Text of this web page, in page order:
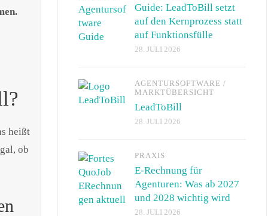
heißt
ob
Guide: LeadToBill setzt
auf den Kernprozess statt
auf Funktionsfülle
28. JULI 2026
AGENTURSOFTWARE /
MARKTÜBERSICHT
LeadToBill
28. JULI 2026
PRAXIS
E-Rechnung für
Agenturen: Was ab 2027
und 2028 wichtig wird
28. JULI 2026